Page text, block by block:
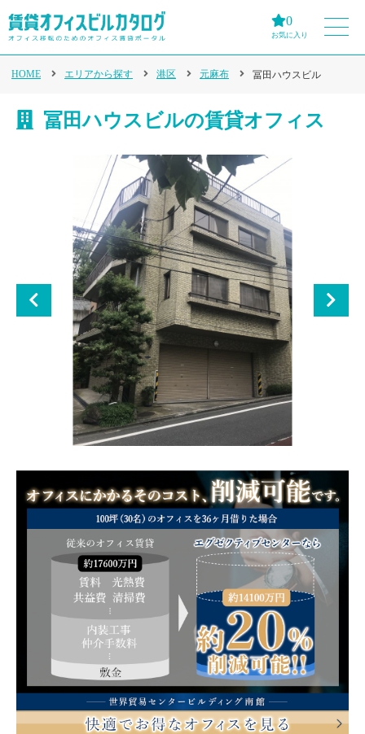
0
お気に入り
HOME エリアから探す 港区 元麻布 冨田ハウスビル
冨田ハウスビルの賃貸オフィス